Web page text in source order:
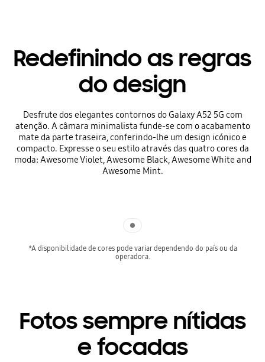
Redefinindo as regras
do design
Desfrute dos elegantes contornos do Galaxy A52 5G com
atenção. A câmara minimalista funde-se com o acabamento
mate da parte traseira, conferindo-lhe um design icónico e
compacto. Expresse o seu estilo através das quatro cores da
moda: Awesome Violet, Awesome Black, Awesome White and
Awesome Mint.
*A disponibilidade de cores pode variar dependendo do país ou da
operadora.
Fotos sempre nítidas
e focadas